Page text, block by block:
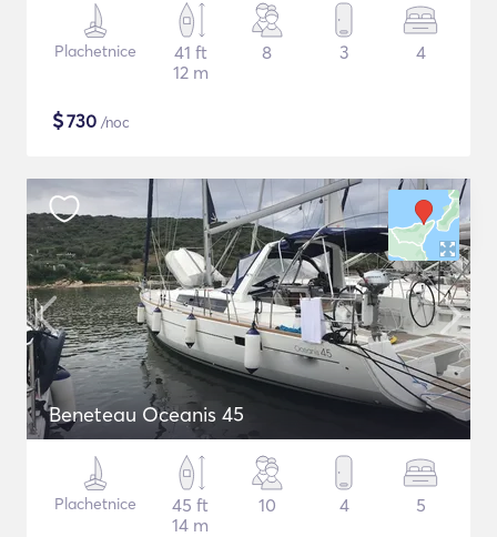
Plachetnice
41 ft
12 m
8 3 4
$730 /noc
Beneteau Oceanis 45
Plachetnice
45 ft
14 m
10 4 5